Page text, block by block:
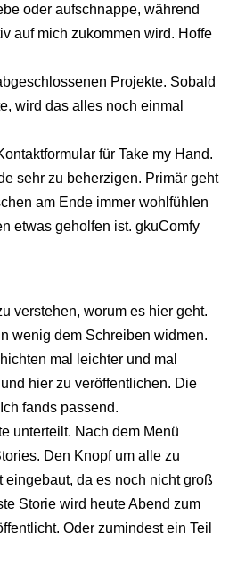
oder aufschnappe, während
auf mich zukommen wird. Hoffe
Projekte. Sobald
wird das alles noch einmal
für Take my Hand.
sehr zu beherzigen. Primär geht
am Ende immer wohlfühlen
etwas geholfen ist. gkuComfy
verstehen, worum es hier geht.
wenig dem Schreiben widmen.
mal leichter und mal
hier zu veröffentlichen. Die
fands passend.
unterteilt. Nach dem Menü
Den Knopf um alle zu
da es noch nicht groß
Storie wird heute Abend zum
Oder zumindest ein Teil